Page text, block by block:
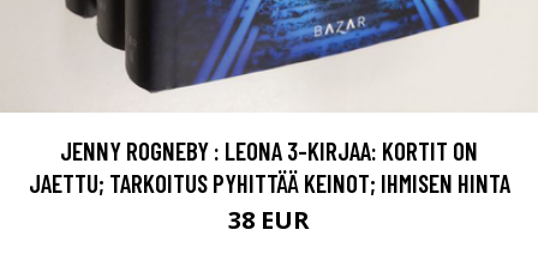
JENNY ROGNEBY : LEONA 3-KIRJAA: KORTIT ON
JAETTU; TARKOITUS PYHITTÄÄ KEINOT; IHMISEN HINTA
38 EUR